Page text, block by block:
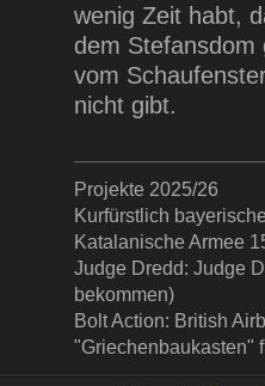
wenig Zeit habt,
dem Stefansdom
vom
nicht gibt.
Projekte 2025/26
Kurfürstlich
Katalanische Armee
Judge Dredd: Judge
bekommen)
Bolt Action: British
"Griechenbaukasten"